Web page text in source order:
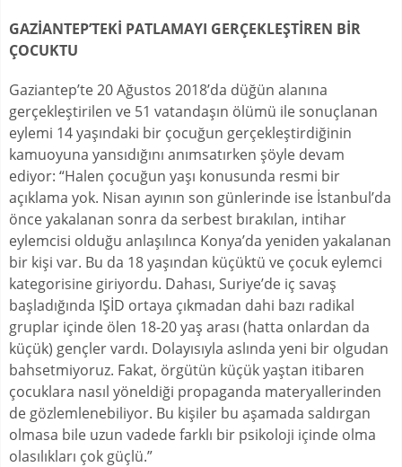
GAZİANTEP’TEKİ PATLAMAYI GERÇEKLEŞTİREN BİR
ÇOCUKTU
Gaziantep’te 20 Ağustos 2018’da düğün alanına
gerçekleştirilen ve 51 vatandaşın ölümü ile sonuçlanan
eylemi 14 yaşındaki bir çocuğun gerçekleştirdiğinin
kamuoyuna yansıdığını anımsatırken şöyle devam
ediyor: “Halen çocuğun yaşı konusunda resmi bir
açıklama yok. Nisan ayının son günlerinde ise İstanbul’da
önce yakalanan sonra da serbest bırakılan, intihar
eylemcisi olduğu anlaşılınca Konya’da yeniden yakalanan
bir kişi var. Bu da 18 yaşından küçüktü ve çocuk eylemci
kategorisine giriyordu. Dahası, Suriye’de iç savaş
başladığında IŞİD ortaya çıkmadan dahi bazı radikal
gruplar içinde ölen 18-20 yaş arası (hatta onlardan da
küçük) gençler vardı. Dolayısıyla aslında yeni bir olgudan
bahsetmiyoruz. Fakat, örgütün küçük yaştan itibaren
çocuklara nasıl yöneldiği propaganda materyallerinden
de gözlemlenebiliyor. Bu kişiler bu aşamada saldırgan
olmasa bile uzun vadede farklı bir psikoloji içinde olma
olasılıkları çok güçlü.”